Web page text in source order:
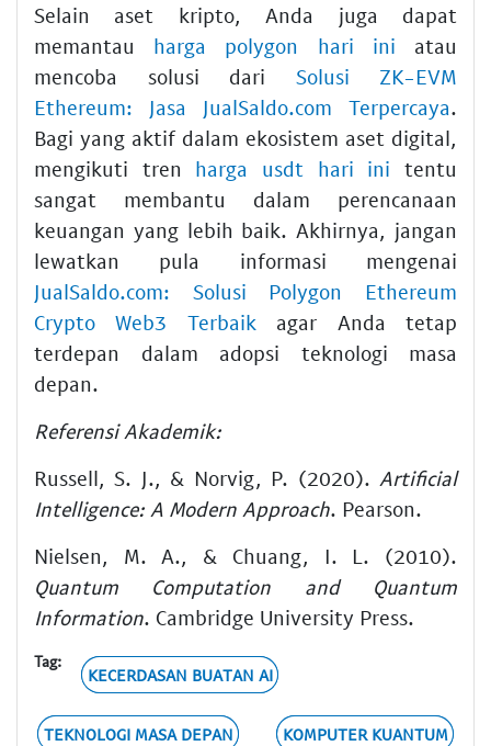
Selain aset kripto, Anda juga dapat
memantau harga polygon hari ini atau
mencoba solusi dari Solusi ZK-EVM
Ethereum: Jasa JualSaldo.com Terpercaya.
Bagi yang aktif dalam ekosistem aset digital,
mengikuti tren harga usdt hari ini tentu
sangat membantu dalam perencanaan
keuangan yang lebih baik. Akhirnya, jangan
lewatkan pula informasi mengenai
JualSaldo.com: Solusi Polygon Ethereum
Crypto Web3 Terbaikagar Anda tetap
terdepan dalam adopsi teknologi masa
depan.
Referensi Akademik:
Russell, S. J., & Norvig, P. (2020). Artificial
Intelligence: A Modern Approach. Pearson.
Nielsen, M. A., & Chuang, I. L. (2010).
Quantum Computation and Quantum
Information. Cambridge University Press.
Tag:
KECERDASAN BUATAN AI
TEKNOLOGI MASA DEPAN KOMPUTER KUANTUM